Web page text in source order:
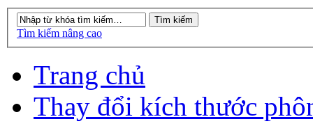
Tìm kiếm nâng cao
Trang chủ
Thay đổi kích thước